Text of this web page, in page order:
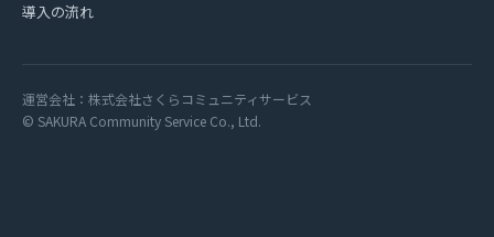
導入の流れ
運営会社：株式会社さくらコミュニティサービス
© SAKURA Community Service Co., Ltd.